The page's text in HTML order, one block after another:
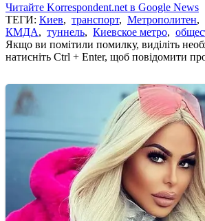
Читайте Korrespondent.net в Google News
ТЕГИ: Киев, транспорт, Метрополитен,
КМДА, туннель, Киевское метро,
Якщо ви помітили помилку, виділіть
натисніть Ctrl + Enter, щоб повідомити